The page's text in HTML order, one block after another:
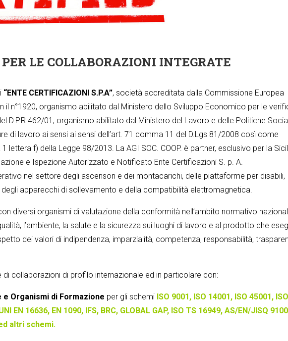
LE COLLABORAZIONI INTEGRATE
“ENTE CERTIFICAZIONI S.P.A”, società accreditata dalla Commissione Europea
n°1920, organismo abilitato dal Ministero dello Sviluppo Economico per le
D.P.R 462/01, organismo abilitato dal Ministero del Lavoro e delle Politiche
di lavoro ai sensi ai sensi dell’art. 71 comma 11 del D.Lgs 81/2008 così come
lettera f) della Legge 98/2013. La AGI SOC. COOP. è partner, esclusivo per la
e Ispezione Autorizzato e Notificato Ente Certificazioni S. p. A.
nel settore degli ascensori e dei montacarichi, delle piattaforme per disabili,
apparecchi di sollevamento e della compatibilità elettromagnetica.
diversi organismi di valutazione della conformità nell’ambito normativo
l’ambiente, la salute e la sicurezza sui luoghi di lavoro e al prodotto che
dei valori di indipendenza, imparzialità, competenza, responsabilità,
di collaborazioni di profilo internazionale ed in particolare con:
Organismi di Formazione per gli schemi ISO 9001, ISO 14001, ISO 45001, ISO
EN 16636, EN 1090, IFS, BRC, GLOBAL GAP, ISO TS 16949, AS/EN/JISQ
altri schemi.